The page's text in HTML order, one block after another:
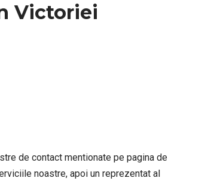
Victoriei
de contact mentionate pe pagina de
noastre, apoi un reprezentat al